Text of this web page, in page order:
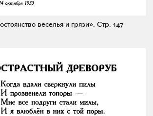
веселья и грязи». Стр. 147